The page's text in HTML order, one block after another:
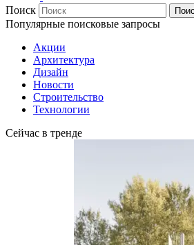
Поиск
Популярные поисковые запросы
Акции
Архитектура
Дизайн
Новости
Строительство
Технологии
Сейчас в тренде